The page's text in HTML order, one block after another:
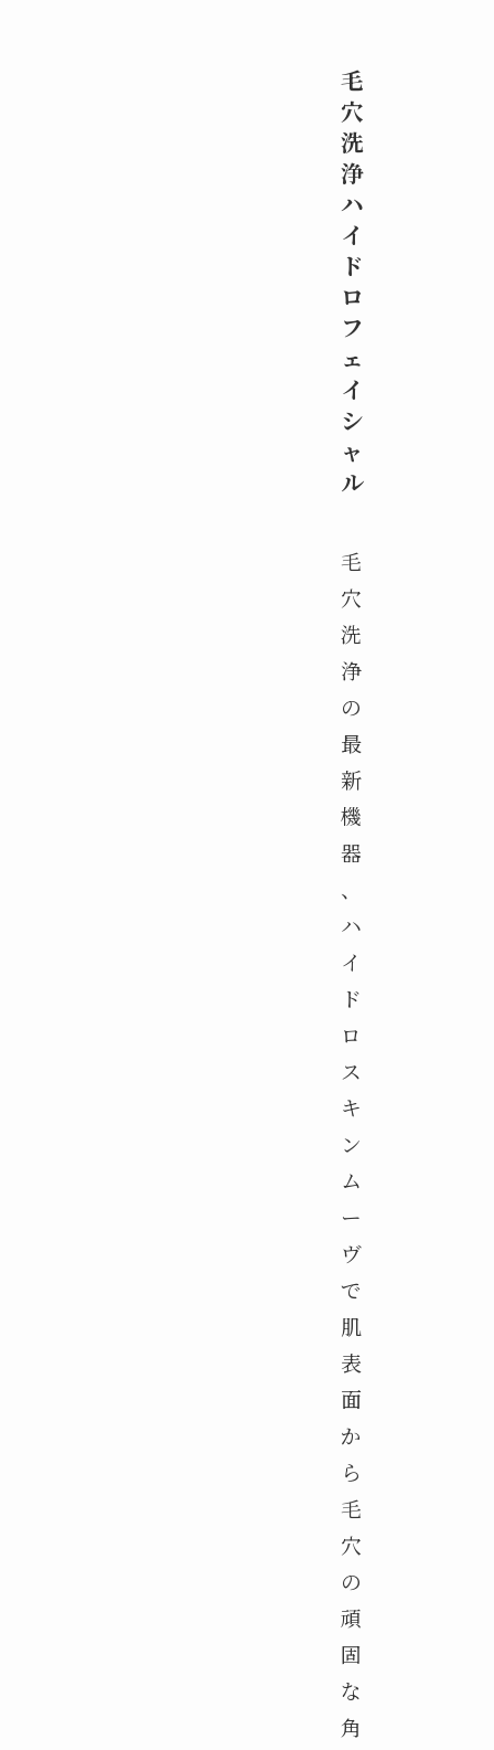
毛
穴
洗
浄
ハ
イ
ド
ロ
フ
ェ
イ
シ
ャ
ル
毛
穴
洗
浄
の
最
新
機
器
、
ハ
イ
ド
ロ
ス
キ
ン
ム
ー
ヴ
で
肌
表
面
か
ら
毛
穴
の
頑
固
な
角